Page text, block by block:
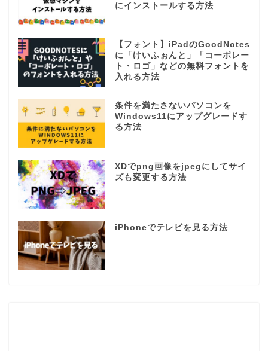
にインストールする方法
【フォント】iPadのGoodNotes
に「けいふぉんと」「コーポレー
ト・ロゴ」などの無料フォントを
入れる方法
条件を満たさないパソコンを
Windows11にアップグレードす
る方法
XDでpng画像をjpegにしてサイ
ズも変更する方法
iPhoneでテレビを見る方法